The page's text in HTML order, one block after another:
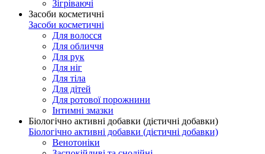
Зігріваючі
Засоби косметичні
Засоби косметичні
Для волосся
Для обличчя
Для рук
Для ніг
Для тіла
Для дітей
Для ротової порожнини
Інтимні змазки
Біологічно активні добавки (дієтичні добавки)
Біологічно активні добавки (дієтичні добавки)
Венотоніки